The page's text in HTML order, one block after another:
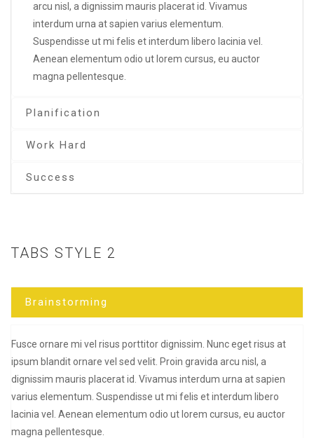
arcu nisl, a dignissim mauris placerat id. Vivamus
interdum urna at sapien varius elementum.
Suspendisse ut mi felis et interdum libero lacinia vel.
Aenean elementum odio ut lorem cursus, eu auctor
magna pellentesque.
Planification
Work Hard
Success
TABS STYLE 2
Brainstorming
Fusce ornare mi vel risus porttitor dignissim. Nunc eget risus at
ipsum blandit ornare vel sed velit. Proin gravida arcu nisl, a
dignissim mauris placerat id. Vivamus interdum urna at sapien
varius elementum. Suspendisse ut mi felis et interdum libero
lacinia vel. Aenean elementum odio ut lorem cursus, eu auctor
magna pellentesque.